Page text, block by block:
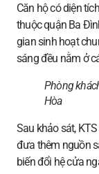
Căn hộ có diện
thuộc quận Ba
gian sinh hoạt
sáng đều nằm ở
Phòng
Hòa
Sau khảo sát,
đưa thêm nguồn
biến đổi hệ cửa